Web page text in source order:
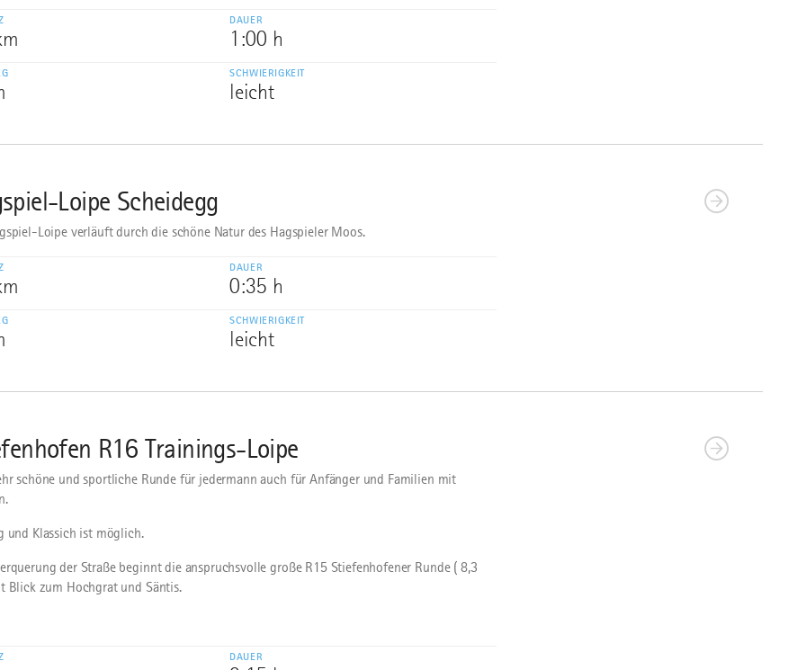
DAUER
1:00 h
SCHWIERIGKEIT
leicht
Loipe Scheidegg
Loipe verläuft durch die schöne Natur des Hagspieler Moos.
DAUER
0:35 h
SCHWIERIGKEIT
leicht
R16 Trainings-Loipe
schöne und sportliche Runde für jedermann auch für Anfänger und Familien mit
und Klassich ist möglich.
der Straße beginnt die anspruchsvolle große R15 Stiefenhofener Runde ( 8,3
Blick zum Hochgrat und Säntis.
DAUER